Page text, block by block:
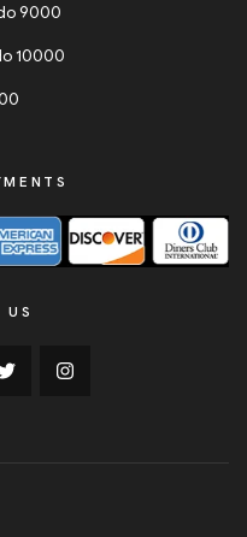
9000
10000
US